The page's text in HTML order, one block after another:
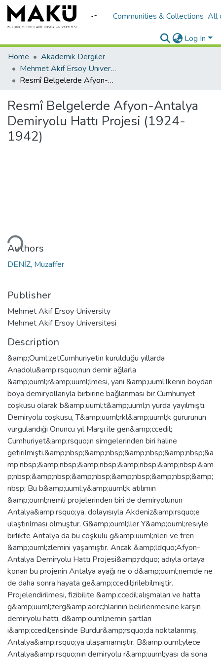
Communities & Collections All
Log In
Home
Akademik Dergiler
Mehmet Akif Ersoy University Journal of Social Sciences Institute
Resmî Belgelerde Afyon-Antalya Demiryolu Hattı Projesi (1924-1942)
Resmî Belgelerde Afyon-Antalya
Demiryolu Hattı Projesi (1924-
1942)
Authors
DENİZ, Muzaffer
Publisher
Mehmet Akif Ersoy University
Mehmet Akif Ersoy Üniversitesi
Description
&amp;Ouml;zetCumhuriyetin kurulduğu yıllarda
Anadolu&amp;rsquo;nun demir ağlarla
&amp;ouml;r&amp;uuml;lmesi, yani &amp;uuml;lkenin boydan
boya demiryollarıyla birbirine bağlanması bir Cumhuriyet
coşkusu olarak b&amp;uuml;t&amp;uuml;n yurda yayılmıştı.
Demiryolu coşkusu, T&amp;uuml;rkl&amp;uuml;k gururunun
vurgulandığı Onuncu yıl Marşı ile gen&amp;ccedil;
Cumhuriyet&amp;rsquo;in simgelerinden biri haline
getirilmişti.&amp;nbsp;&amp;nbsp;&amp;nbsp;&amp;nbsp;&a
mp;nbsp;&amp;nbsp;&amp;nbsp;&amp;nbsp;&amp;nbsp;&am
p;nbsp;&amp;nbsp;&amp;nbsp;&amp;nbsp;&amp;nbsp;&amp;
nbsp; Bu b&amp;uuml;y&amp;uuml;k atılımın
&amp;ouml;nemli projelerinden biri de demiryolunun
Antalya&amp;rsquo;ya, dolayısıyla Akdeniz&amp;rsquo;e
ulaştırılması olmuştur. G&amp;ouml;ller Y&amp;ouml;resiyle
birlikte Antalya da bu coşkulu g&amp;uuml;nleri ve tren
&amp;ouml;zlemini yaşamıştır. Ancak &amp;ldquo;Afyon-
Antalya Demiryolu Hattı Projesi&amp;rdquo; adıyla ortaya
konan bu projenin Antalya ayağı ne o d&amp;ouml;nemde ne
de daha sonra hayata ge&amp;ccedil;irilebilmiştir.
Projelendirilmesi, fizibilite &amp;ccedil;alışmaları ve hatta
g&amp;uuml;zerg&amp;acirc;hlarının belirlenmesine karşın
demiryolu hattı, d&amp;ouml;nemin şartları
i&amp;ccedil;erisinde Burdur&amp;rsquo;da noktalanmış,
Antalya&amp;rsquo;ya ulaşamamıştır. B&amp;ouml;ylece
Antalya&amp;rsquo;nın demiryolu r&amp;uuml;yası da sona